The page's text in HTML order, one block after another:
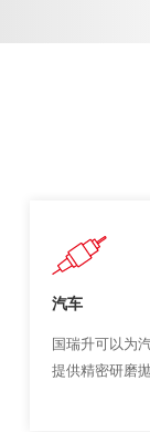
汽车
国瑞升可以为
提供精密研磨